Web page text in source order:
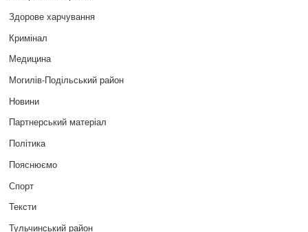
Здорове харчування
Кримінал
Медицина
Могилів-Подільський район
Новини
Партнерський матеріал
Політика
Пояснюємо
Спорт
Тексти
Тульчинський район